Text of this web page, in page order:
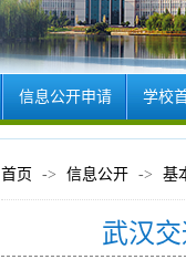
信息公开申请 学校
首页 -> 信息公开 -> 基
武汉